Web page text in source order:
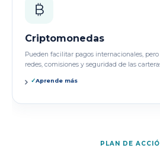
₿
Criptomonedas
Pueden facilitar pagos internacionales,
redes, comisiones y seguridad de las
✓Aprende más
PLAN DE